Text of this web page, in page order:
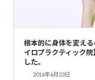
根本的に身体を変え
イロプラクティック
した。
2016年6月23日